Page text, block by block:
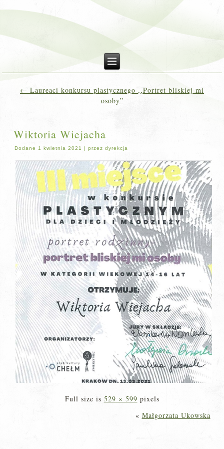
← Laureaci konkursu plastycznego ,,Portret bliskiej mi
osoby”
Wiktoria Wiejacha
Dodane 1 kwietnia 2021 |przez dyrekcja
Full size is 529 × 599 pixels
« Małgorzata Ukowska